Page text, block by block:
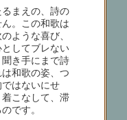
るまえの、詩の
。この和歌は
ような喜び、
してブレない
き手にまで詩
和歌の姿、つ
はないにせ
こなして、滞
です。